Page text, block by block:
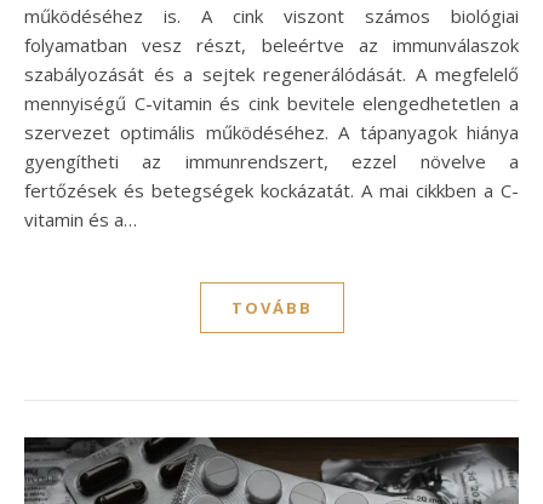
működéséhez is. A cink viszont számos biológiai
folyamatban vesz részt, beleértve az immunválaszok
szabályozását és a sejtek regenerálódását. A megfelelő
mennyiségű C-vitamin és cink bevitele elengedhetetlen a
szervezet optimális működéséhez. A tápanyagok hiánya
gyengítheti az immunrendszert, ezzel növelve a
fertőzések és betegségek kockázatát. A mai cikkben a C-
vitamin és a…
TOVÁBB